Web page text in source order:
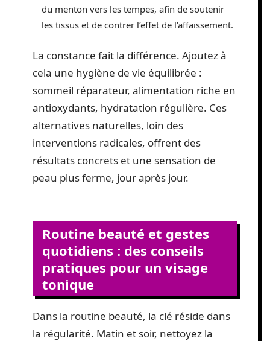
du menton vers les tempes, afin de soutenir
les tissus et de contrer l’effet de l’affaissement.
La constance fait la différence. Ajoutez à
cela une hygiène de vie équilibrée :
sommeil réparateur, alimentation riche en
antioxydants, hydratation régulière. Ces
alternatives naturelles, loin des
interventions radicales, offrent des
résultats concrets et une sensation de
peau plus ferme, jour après jour.
Routine beauté et gestes
quotidiens : des conseils
pratiques pour un visage
tonique
Dans la routine beauté, la clé réside dans
la régularité. Matin et soir, nettoyez la